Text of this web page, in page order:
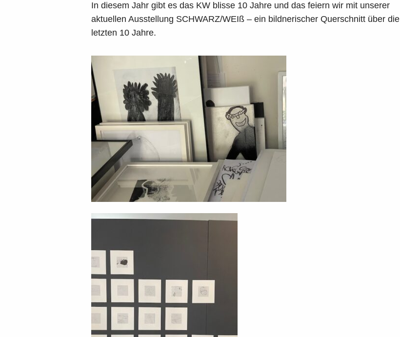
In diesem Jahr gibt es das KW blisse 10 Jahre und das feiern wir mit unserer
aktuellen Ausstellung SCHWARZ/WEIß – ein bildnerischer Querschnitt über die
letzten 10 Jahre.